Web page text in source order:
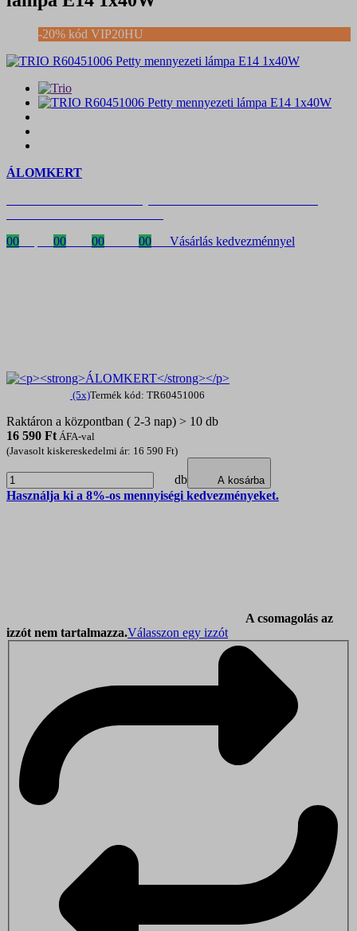
-20% kód VIP20HU
ÁLOMKERT
00
00 00 00 Vásárlás kedvezménnyel
(5x)Termék kód: TR60451006
Raktáron a központban ( 2-3 nap) > 10 db
16 590 Ft ÁFA-val
(Javasolt kiskereskedelmi ár: 16 590 Ft)
db A kosárba
Használja ki a 8%-os mennyiségi kedvezményeket.
A csomagolás az
izzót nem tartalmazza.Válasszon egy izzót